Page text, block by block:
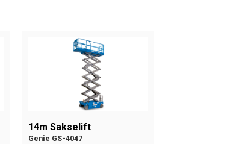
14m Sakselift
Genie GS-4047